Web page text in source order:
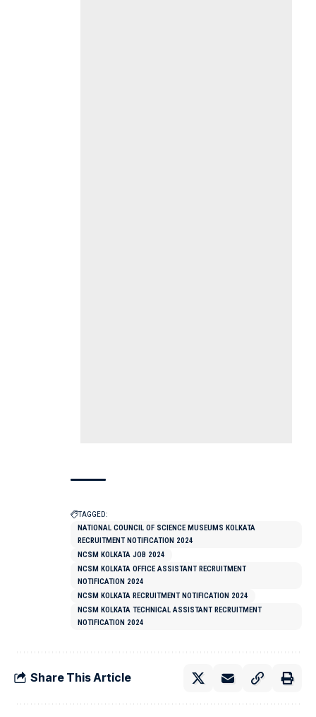
TAGGED:
NATIONAL COUNCIL OF SCIENCE MUSEUMS KOLKATA
RECRUITMENT NOTIFICATION 2024
NCSM KOLKATA JOB 2024
NCSM KOLKATA OFFICE ASSISTANT RECRUITMENT
NOTIFICATION 2024
NCSM KOLKATA RECRUITMENT NOTIFICATION 2024
NCSM KOLKATA TECHNICAL ASSISTANT RECRUITMENT
NOTIFICATION 2024
Share This Article